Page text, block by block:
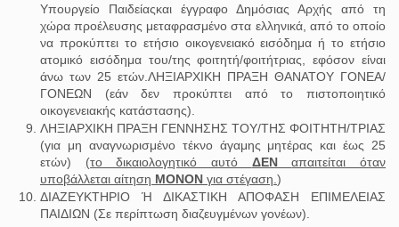
Υπουργείο Παιδείαςκαι έγγραφο Δημόσιας Αρχής από τη
χώρα προέλευσης μεταφρασμένο στα ελληνικά, από το οποίο
να προκύπτει το ετήσιο οικογενειακό εισόδημα ή το ετήσιο
ατομικό εισόδημα του/της φοιτητή/φοιτήτριας, εφόσον είναι
άνω των 25 ετών.ΛΗΞΙΑΡΧΙΚΗ ΠΡΑΞΗ ΘΑΝΑΤΟΥ ΓΟΝΕΑ/
ΓΟΝΕΩΝ (εάν δεν προκύπτει από το πιστοποιητικό
οικογενειακής κατάστασης).
ΛΗΞΙΑΡΧΙΚΗ ΠΡΑΞΗ ΓΕΝΝΗΣΗΣ ΤΟΥ/ΤΗΣ ΦΟΙΤΗΤΗ/ΤΡΙΑΣ
(για μη αναγνωρισμένο τέκνο άγαμης μητέρας και έως 25
ετών) (το δικαιολογητικό αυτό ΔΕΝαπαιτείται όταν
υποβάλλεται αίτηση ΜΟΝΟΝ για στέγαση. )
ΔΙΑΖΕΥΚΤΗΡΙΟ Ή ΔΙΚΑΣΤΙΚΗ ΑΠΟΦΑΣΗ ΕΠΙΜΕΛΕΙΑΣ
ΠΑΙΔΙΩΝ (Σε περίπτωση διαζευγμένων γονέων).